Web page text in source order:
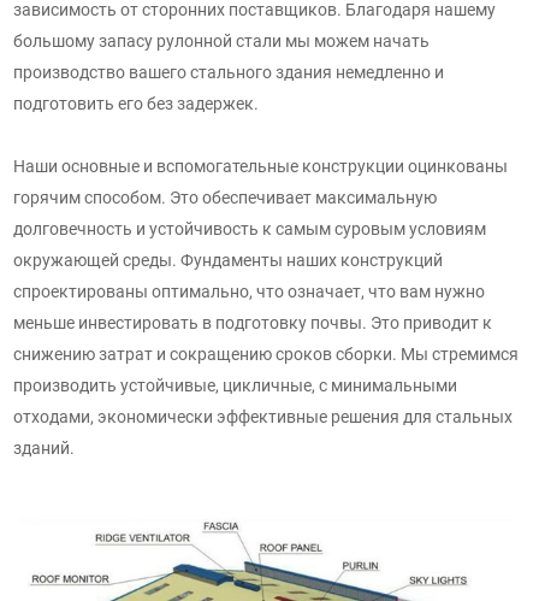
зависимость от сторонних поставщиков. Благодаря нашему
большому запасу рулонной стали мы можем начать
производство вашего стального здания немедленно и
подготовить его без задержек.
Наши основные и вспомогательные конструкции оцинкованы
горячим способом. Это обеспечивает максимальную
долговечность и устойчивость к самым суровым условиям
окружающей среды. Фундаменты наших конструкций
спроектированы оптимально, что означает, что вам нужно
меньше инвестировать в подготовку почвы. Это приводит к
снижению затрат и сокращению сроков сборки. Мы стремимся
производить устойчивые, цикличные, с минимальными
отходами, экономически эффективные решения для стальных
зданий.